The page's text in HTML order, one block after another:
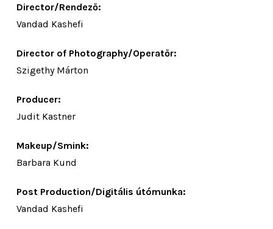
Director/Rendező:
Vandad Kashefi
Director of Photography/Operatőr:
Szigethy Márton
Producer:
Judit Kastner
Makeup/Smink:
Barbara Kund
Post Production/Digitális útómunka:
Vandad Kashefi